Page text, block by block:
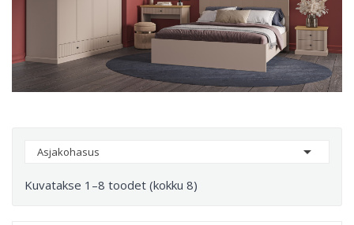
Asjakohasus 
Kuvatakse 1–8 toodet (kokku 8)